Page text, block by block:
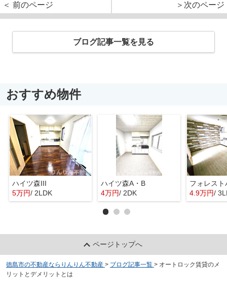
＜ 前のページ
＞次のページ
ブログ記事一覧を見る
おすすめ物件
ハイツ森III
5万円/ 2LDK
ハイツ森A・B
4万円/ 2DK
フォレスト
4.9万円/
ページトップへ
徳島市の不動産ならりんりん不動産 > ブログ記事一覧 > オートロック賃貸のメ
リットとデメリットとは